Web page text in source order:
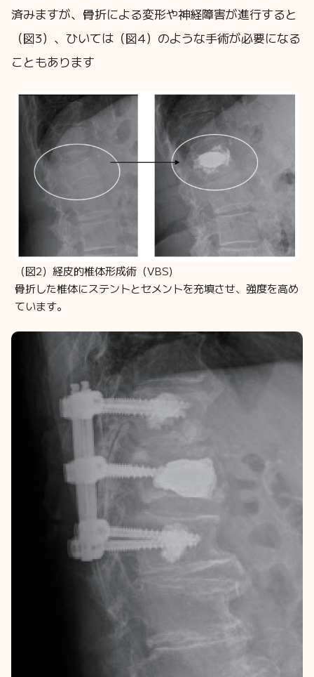
済みますが、骨折による変形や神経障害が進行すると
（図3）、ひいては（図4）のような手術が必要になる
こともあります
（図2）経皮的椎体形成術（VBS)
骨折した椎体にステントとセメントを充填させ、強度を高め
ています。